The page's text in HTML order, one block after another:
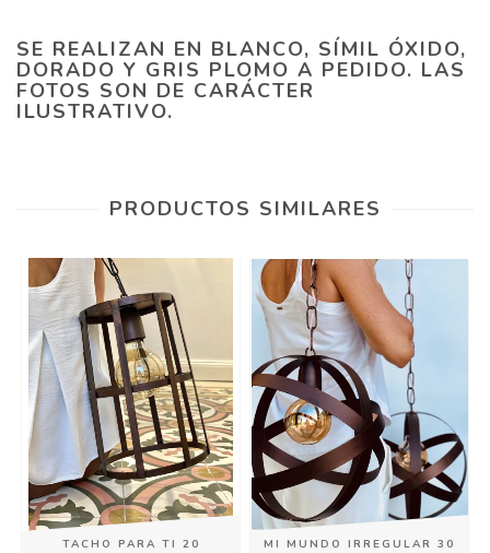
SE REALIZAN EN BLANCO, SÍMIL ÓXIDO,
DORADO Y GRIS PLOMO A PEDIDO. LAS
FOTOS SON DE CARÁCTER
ILUSTRATIVO.
PRODUCTOS SIMILARES
TACHO PARA TI 20 MI MUNDO IRREGULAR 30